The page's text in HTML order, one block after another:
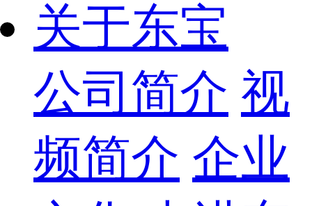
关于东宝
公司简介 视
频简介 企业